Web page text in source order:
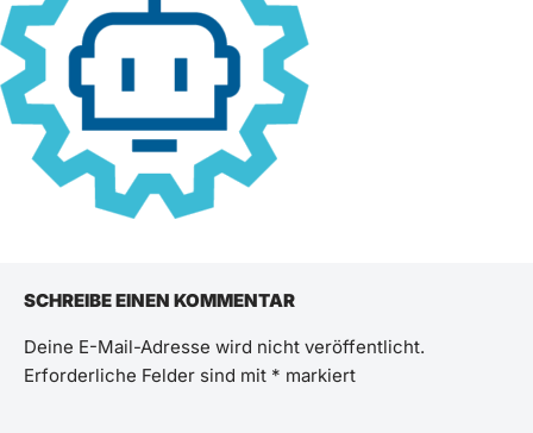
SCHREIBE EINEN KOMMENTAR
Deine E-Mail-Adresse wird nicht veröffentlicht.
Erforderliche Felder sind mit * markiert